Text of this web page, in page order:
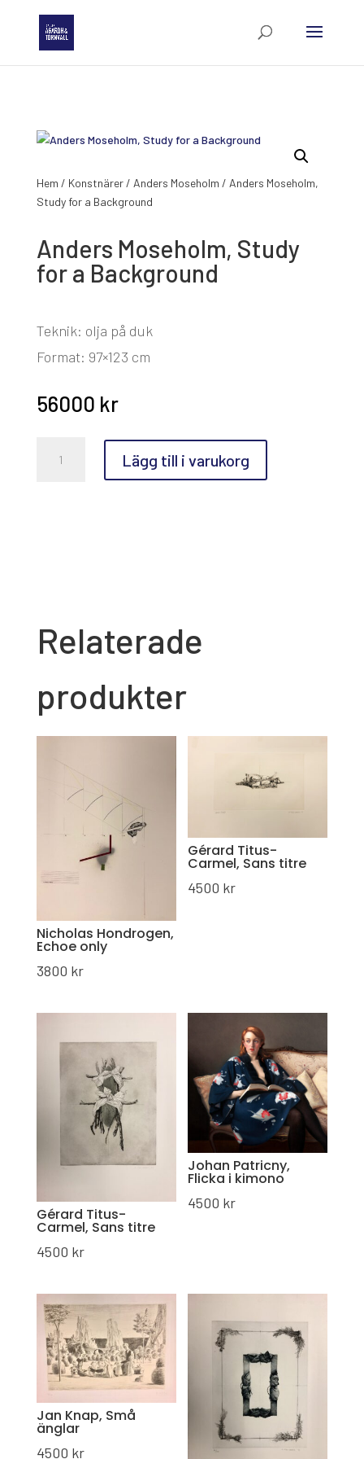
Hem / Konstnärer/ Anders Moseholm / Anders Moseholm,
Study for a Background
Anders Moseholm, Study
for a Background
Teknik: olja på duk
Format: 97×123 cm
56000 kr
Moseholm,
Lägg till i varukorg
Relaterade
produkter
Nicholas Hondrogen,
Echoe only
3800 kr
Gérard Titus-
Carmel, Sans titre
4500 kr
Gérard Titus-
Carmel, Sans titre
4500 kr
Johan Patricny,
Flicka i kimono
4500 kr
Jan Knap, Små
änglar
4500 kr